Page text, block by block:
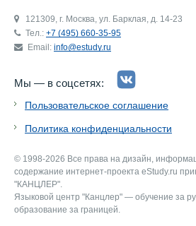
121309, г. Москва, ул. Барклая, д. 14-23
Тел.: +7 (495) 660-35-95
Email: info@estudy.ru
Мы — в соцсетях:
Пользовательское соглашение
Политика конфиденциальности
© 1998-2026 Все права на дизайн,
содержание интернет-проекта eStudy.ru
"КАНЦЛЕР".
Языковой центр "Канцлер" — обучение за
образование за границей.